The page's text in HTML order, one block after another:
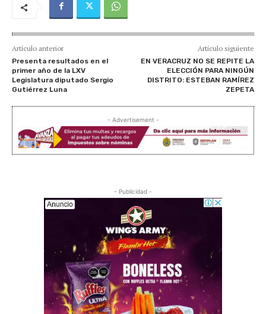
Artículo anterior
Presenta resultados en el
primer año de la LXV
Legislatura diputado Sergio
Gutiérrez Luna
Artículo siguiente
EN VERACRUZ NO SE REPITE LA
ELECCIÓN PARA NINGÚN
DISTRITO: ESTEBAN RAMÍREZ
ZEPETA
- Advertisement -
- Publicidad -